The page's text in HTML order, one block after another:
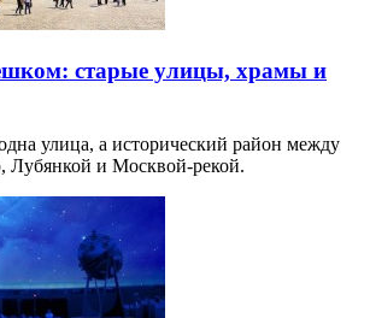
старые улицы, храмы и
улица, а исторический район между
Лубянкой и Москвой-рекой.